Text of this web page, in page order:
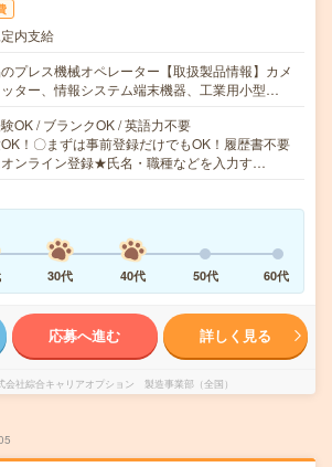
内支給
プレス機械オペレーター【取扱製品情報】カメ
ター、情報システム端末機器、工業用小型…
OK / ブランクOK / 英語力不要
！〇まずは事前登録だけでもOK！履歴書不要
ンライン登録★氏名・職種などを入力す…
30代 40代 50代 60代
応募へ進む 詳しく見る
会社綜合キャリアオプション 製造事業部（全国）